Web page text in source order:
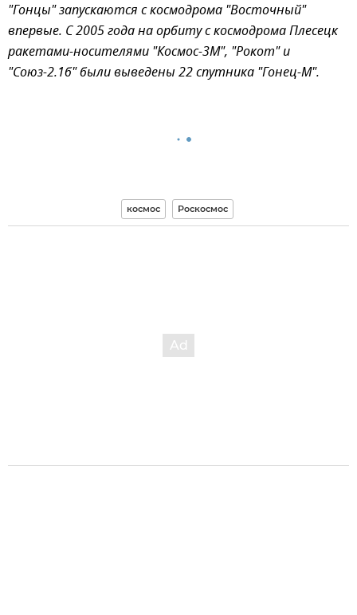
"Гонцы" запускаются с космодрома "Восточный"
впервые. С 2005 года на орбиту с космодрома Плесецк
ракетами-носителями "Космос-3М", "Рокот" и
"Союз-2.1б" были выведены 22 спутника "Гонец-М".
космос Роскосмос